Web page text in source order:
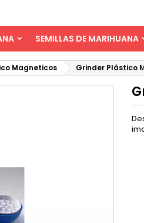
SEMILLAS DE MARIHUANA
Magneticos Grinder Plástico